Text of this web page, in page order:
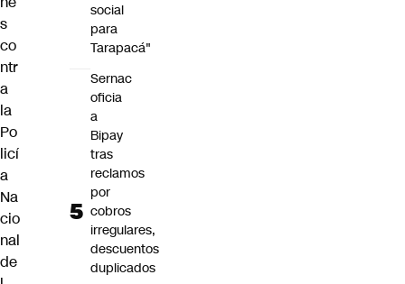
s
co
ntr
a
la
Po
licí
a
Na
cio
nal
de
social
para
Tarapacá"
Sernac
oficia
a
Bipay
tras
reclamos
por
cobros
irregulares,
descuentos
duplicados